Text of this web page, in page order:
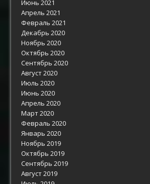
Июнь 2021
Апрель 2021
Февраль 2021
Декабрь 2020
Ноябрь 2020
Октябрь 2020
Сентябрь 2020
Август 2020
Июль 2020
Июнь 2020
Апрель 2020
Март 2020
Февраль 2020
Январь 2020
Ноябрь 2019
Октябрь 2019
Сентябрь 2019
Август 2019